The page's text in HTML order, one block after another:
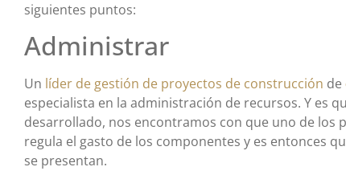
siguientes puntos:
Administrar
Un líder de gestión de proyectos de construcción de
especialista en la administración de recursos. Y es
desarrollado, nos encontramos con que uno de los
regula el gasto de los componentes y es entonces
se presentan.